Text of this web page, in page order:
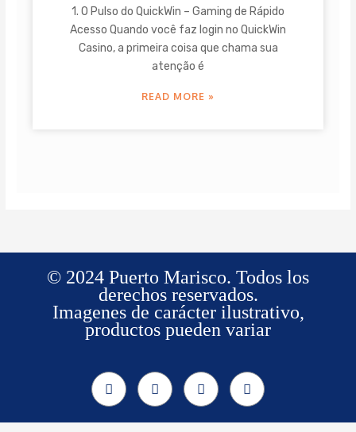
1. O Pulso do QuickWin – Gaming de Rápido
Acesso Quando você faz login no QuickWin
Casino, a primeira coisa que chama sua
atenção é
READ MORE »
© 2024 Puerto Marisco. Todos los
derechos reservados.
Imagenes de carácter ilustrativo,
productos pueden variar
F
a
c
I
n
s
W
h
a
T
i
k